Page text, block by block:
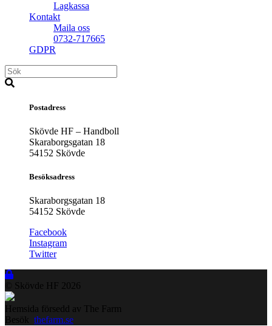
Lagkassa
Kontakt
Maila oss
0732-717665
GDPR
Postadress
Skövde HF – Handboll
Skaraborgsgatan 18
54152 Skövde
Besöksadress
Skaraborgsgatan 18
54152 Skövde
Facebook
Instagram
Twitter
© Skövde HF 2026
Hemsida försedd av The Farm
Besök thefarm.se